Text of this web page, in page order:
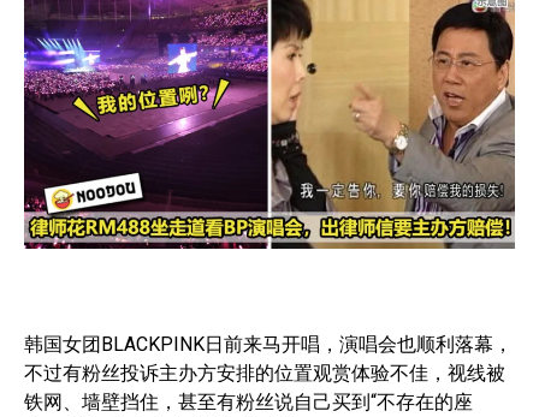
韩国女团BLACKPINK日前来马开唱，演唱会也顺利落幕，
不过有粉丝投诉主办方安排的位置观赏体验不佳，视线被
铁网、墙壁挡住，甚至有粉丝说自己买到“不存在的座